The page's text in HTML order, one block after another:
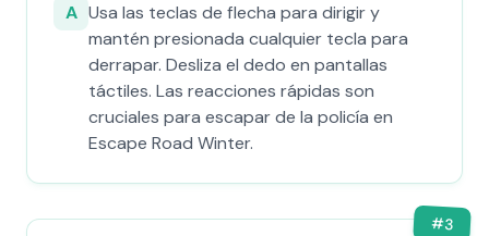
A Usa las teclas de flecha para dirigir y
mantén presionada cualquier tecla para
derrapar. Desliza el dedo en pantallas
táctiles. Las reacciones rápidas son
cruciales para escapar de la policía en
Escape Road Winter.
#3